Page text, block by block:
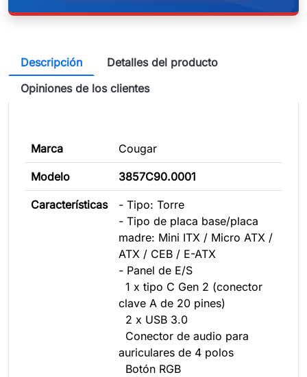
Descripción
Detalles del producto
Opiniones de los clientes
Marca Cougar
Modelo 3857C90.0001
Características
- Tipo: Torre
- Tipo de placa base/placa
madre: Mini ITX / Micro ATX /
ATX / CEB / E-ATX
- Panel de E/S
1 x tipo C Gen 2 (conector
clave A de 20 pines)
2 x USB 3.0
Conector de audio para
auriculares de 4 polos
Botón RGB